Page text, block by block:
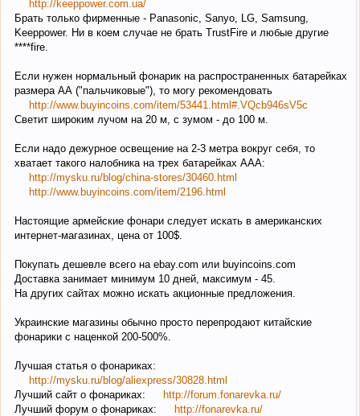
http://keeppower.com.ua/
Брать только фирменные - Panasonic, Sanyo, LG, Samsung,
Keeppower. Ни в коем случае не брать TrustFire и любые другие
****fire.
Если нужен нормальный фонарик на распространенных батарейках
размера АА ("пальчиковые"), то могу рекомендовать
http://www.buyincoins.com/item/53441.html#.VQcb946sV5c
Светит широким лучом на 20 м, с зумом - до 100 м.
Если надо дежурное освещение на 2-3 метра вокруг себя, то
хватает такого налобника на трех батарейках ААА:
http://mysku.ru/blog/china-stores/30460.html
http://www.buyincoins.com/item/2196.html
Настоящие армейские фонари следует искать в американских
интернет-магазинах, цена от 100$.
Покупать дешевле всего на ebay.com или buyincoins.com
Доставка занимает минимум 10 дней, максимум - 45.
На других сайтах можно искать акционные предложения.
Украинские магазины обычно просто перепродают китайские
фонарики с наценкой 200-500%.
Лучшая статья о фонариках:
http://mysku.ru/blog/aliexpress/30828.html
Лучший сайт о фонариках:
http://forum.fonarevka.ru/
Лучший форум о фонариках:
http://fonarevka.ru/